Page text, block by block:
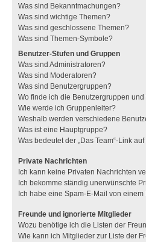
Was sind Bekanntmachungen?
Was sind wichtige Themen?
Was sind geschlossene Themen?
Was sind Themen-Symbole?
Benutzer-Stufen und Gruppen
Was sind Administratoren?
Was sind Moderatoren?
Was sind Benutzergruppen?
Wo finde ich die Benutzergruppen
Wie werde ich Gruppenleiter?
Weshalb werden verschiedene
Was ist eine Hauptgruppe?
Was bedeutet der „Das Team“-Link
Private Nachrichten
Ich kann keine Privaten Nachrichten
Ich bekomme ständig unerwünschte
Ich habe eine Spam-E-Mail von
Freunde und ignorierte Mitglieder
Wozu benötige ich die Listen der
Wie kann ich Mitglieder zur Liste der